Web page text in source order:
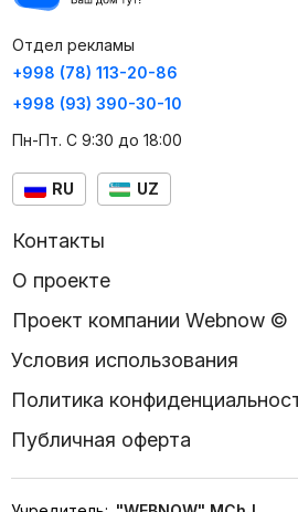
Отдел рекламы
+998 (78) 113-20-86
+998 (93) 390-30-10
Пн-Пт. С 9:30 до 18:00
RU UZ
Контакты
О проекте
Проект компании Webnow ©
Условия использования
Политика
Публичная оферта